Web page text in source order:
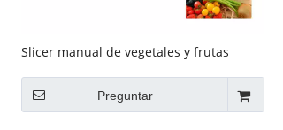
Slicer manual de vegetales y frutas
Preguntar